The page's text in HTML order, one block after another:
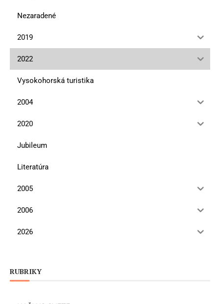
Nezaradené
2019
2022
Vysokohorská turistika
2004
2020
Jubileum
Literatúra
2005
2006
2026
RUBRIKY